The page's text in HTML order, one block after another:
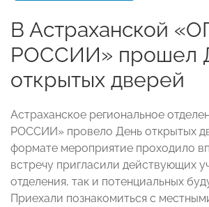
В Астраханской
РОССИИ» прошел
открытых дверей
Астраханское региональное
РОССИИ» провело День открытых
формате мероприятие проходило
встречу пригласили действующих
отделения, так и потенциальных
Приехали познакомиться с